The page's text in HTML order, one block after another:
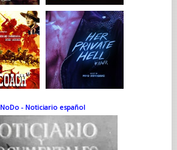
NoDo - Noticiario español